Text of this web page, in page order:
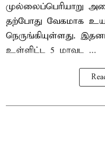
முல்லைப்பெரியாறு
தற்போது வேகமாக
நெருங்கியுள்ளது.
உள்ளிட்ட 5 மாவட ...